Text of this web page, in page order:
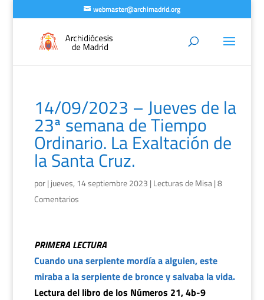
webmaster@archimadrid.org
14/09/2023 – Jueves de la
23ª semana de Tiempo
Ordinario. La Exaltación de
la Santa Cruz.
por| jueves, 14 septiembre 2023 | Lecturas de Misa|8
Comentarios
PRIMERA LECTURA
Cuando una serpiente mordía a alguien, este
miraba a la serpiente de bronce y salvaba la vida.
Lectura del libro de los Números 21, 4b-9